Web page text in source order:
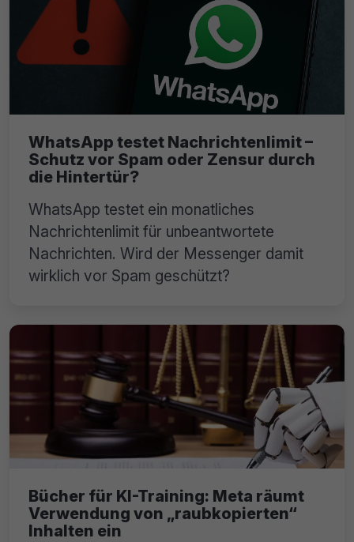
WhatsApp testet Nachrichtenlimit –
Schutz vor Spam oder Zensur durch
die Hintertür?
WhatsApp testet ein monatliches
Nachrichtenlimit für unbeantwortete
Nachrichten. Wird der Messenger damit
wirklich vor Spam geschützt?
Bücher für KI-Training: Meta räumt
Verwendung von „raubkopierten“
Inhalten ein